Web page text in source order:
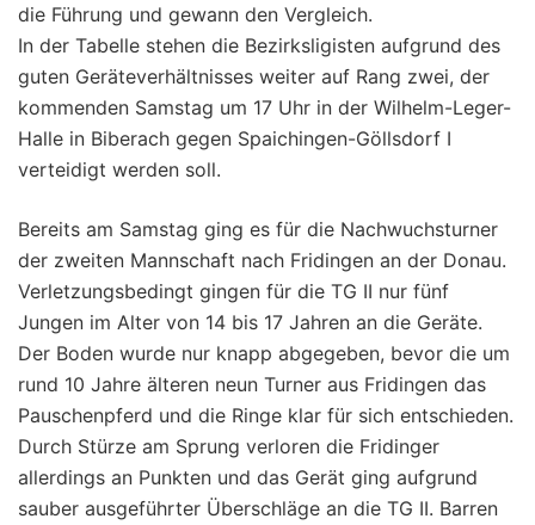
die Führung und gewann den Vergleich.
In der Tabelle stehen die Bezirksligisten aufgrund des
guten Geräteverhältnisses weiter auf Rang zwei, der
kommenden Samstag um 17 Uhr in der Wilhelm-Leger-
Halle in Biberach gegen Spaichingen-Göllsdorf I
verteidigt werden soll.
Bereits am Samstag ging es für die Nachwuchsturner
der zweiten Mannschaft nach Fridingen an der Donau.
Verletzungsbedingt gingen für die TG II nur fünf
Jungen im Alter von 14 bis 17 Jahren an die Geräte.
Der Boden wurde nur knapp abgegeben, bevor die um
rund 10 Jahre älteren neun Turner aus Fridingen das
Pauschenpferd und die Ringe klar für sich entschieden.
Durch Stürze am Sprung verloren die Fridinger
allerdings an Punkten und das Gerät ging aufgrund
sauber ausgeführter Überschläge an die TG II. Barren